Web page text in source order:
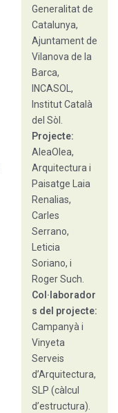
Generalitat de
Catalunya,
Ajuntament de
Vilanova de la
Barca,
INCASOL,
Institut Català
del Sòl.
Projecte:
AleaOlea,
Arquitectura i
Paisatge Laia
Renalias,
Carles
Serrano,
Leticia
Soriano, i
Roger Such.
Col·laborador
s del projecte:
Campanyà i
Vinyeta
Serveis
d’Arquitectura,
SLP (càlcul
d’estructura).